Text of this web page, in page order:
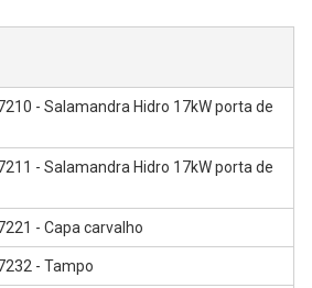
- Salamandra Hidro 17kW porta de
- Salamandra Hidro 17kW porta de
- Capa carvalho
- Tampo